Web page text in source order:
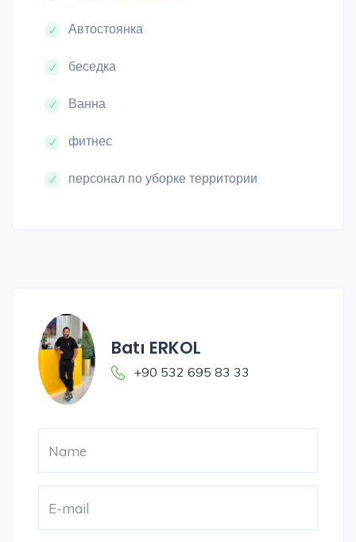
Автостоянка
беседка
Ванна
фитнес
персонал по уборке территории
Batı ERKOL
+90 532 695 83 33